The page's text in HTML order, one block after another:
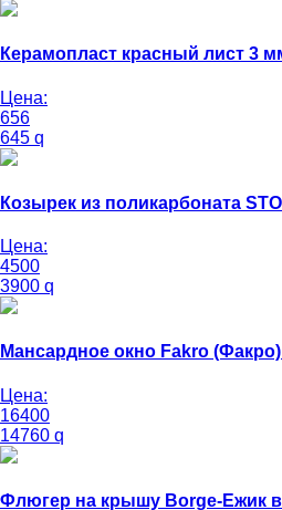
Керамопласт красный лист 3
Цена:
656
645 q
Козырек из поликарбоната
Цена:
4500
3900 q
Мансардное окно Fakro (Факро)
Цена:
16400
14760 q
Флюгер на крышу Borge-Ежик